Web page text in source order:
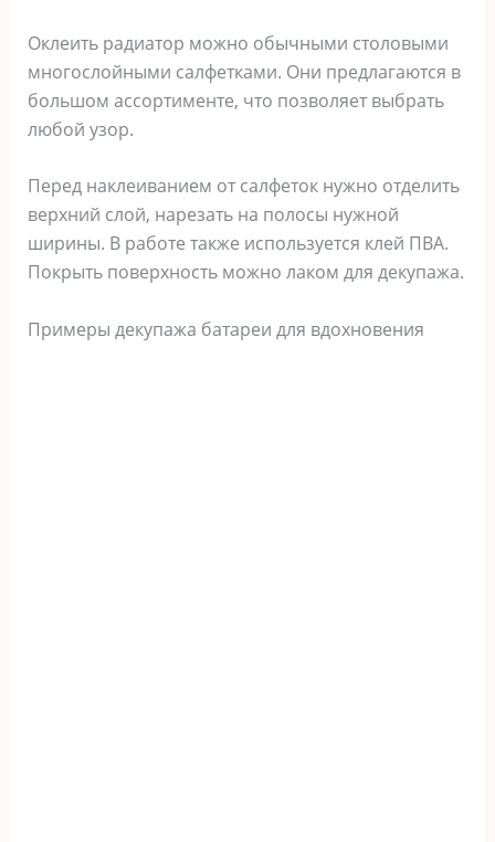
Оклеить радиатор можно обычными столовыми
многослойными салфетками. Они предлагаются в
большом ассортименте, что позволяет выбрать
любой узор.
Перед наклеиванием от салфеток нужно отделить
верхний слой, нарезать на полосы нужной
ширины. В работе также используется клей ПВА.
Покрыть поверхность можно лаком для декупажа.
Примеры декупажа батареи для вдохновения